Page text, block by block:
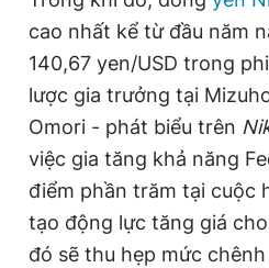
cao nhất kể từ đầu năm
140,67 yen/USD trong
lược gia trưởng tại
Omori - phát biểu trên
việc gia tăng khả năng
điểm phần trăm tại cuộc
tạo động lực tăng giá
đó sẽ thu hẹp mức